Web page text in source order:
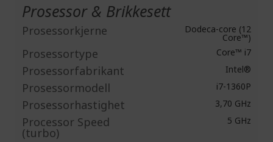
Prosessor & Brikkesett
Prosessorkjerne Dodeca-core (12
Core™)
Prosessortype Core™ i7
Prosessorfabrikant Intel®
Prosessormodell i7-1360P
Prosessorhastighet 3,70 GHz
Processor Speed
(turbo)
5 GHz